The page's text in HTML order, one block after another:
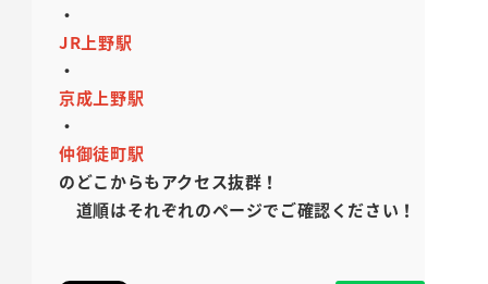
・
JR上野駅
・
京成上野駅
・
仲御徒町駅
のどこからもアクセス抜群！
道順はそれぞれのページでご確認ください！